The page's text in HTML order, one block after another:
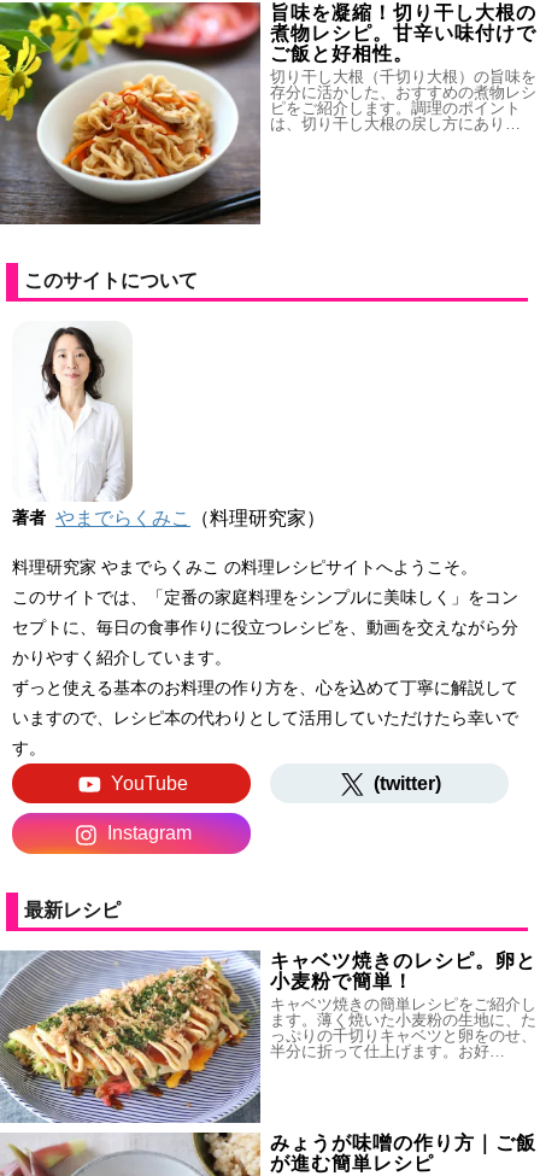
旨味を凝縮！切り干し大根の
煮物レシピ。甘辛い味付けで
ご飯と好相性。
切り干し大根（千切り大根）の旨味を
存分に活かした、おすすめの煮物レシ
ピをご紹介します。調理のポイント
は、切り干し大根の戻し方にあり…
このサイトについて
著者 やまでらくみこ （料理研究家）
料理研究家 やまでらくみこ の料理レシピサイトへようこそ。
このサイトでは、「定番の家庭料理をシンプルに美味しく」をコン
セプトに、毎日の食事作りに役立つレシピを、動画を交えながら分
かりやすく紹介しています。
ずっと使える基本のお料理の作り方を、心を込めて丁寧に解説して
いますので、レシピ本の代わりとして活用していただけたら幸いで
す。
YouTube (twitter)
Instagram
最新レシピ
キャベツ焼きのレシピ。卵と
小麦粉で簡単！
キャベツ焼きの簡単レシピをご紹介し
ます。薄く焼いた小麦粉の生地に、た
っぷりの千切りキャベツと卵をのせ、
半分に折って仕上げます。お好…
みょうが味噌の作り方｜ご飯
が進む簡単レシピ